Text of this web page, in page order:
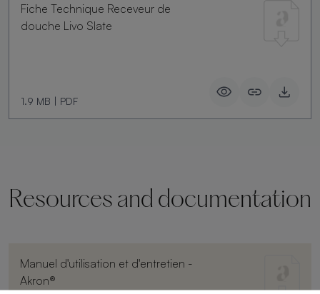
Fiche Technique Receveur de
douche Livo Slate
1.9 MB | PDF
Resources and documentation
Manuel d'utilisation et d'entretien -
Akron®